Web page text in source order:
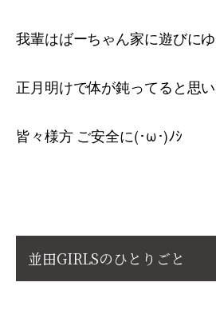
我輩はばーちゃん家に遊びに
正月明けで体が鈍ってると思
皆々様方 ご安全に(･ω･)ﾉｼ
並田GIRLSのひとりごと